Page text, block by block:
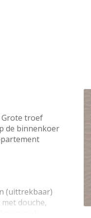
Grote troef
de binnenkoer
(uittrekbaar)
douche,